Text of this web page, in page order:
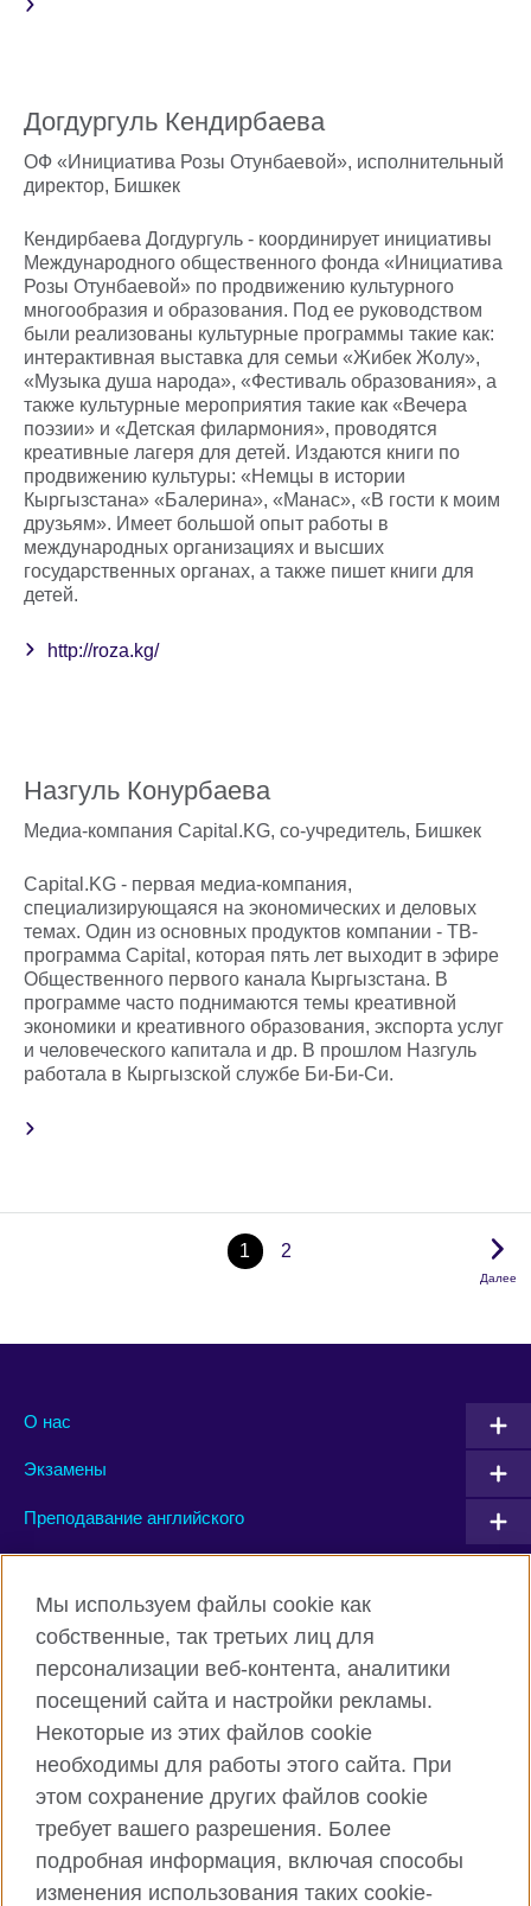
Догдургуль Кендирбаева
ОФ «Инициатива Розы Отунбаевой», исполнительный
директор, Бишкек
Кендирбаева Догдургуль - координирует инициативы
Международного общественного фонда «Инициатива
Розы Отунбаевой» по продвижению культурного
многообразия и образования. Под ее руководством
были реализованы культурные программы такие как:
интерактивная выставка для семьи «Жибек Жолу»,
«Музыка душа народа», «Фестиваль образования», а
также культурные мероприятия такие как «Вечера
поэзии» и «Детская филармония», проводятся
креативные лагеря для детей. Издаются книги по
продвижению культуры: «Немцы в истории
Кыргызстана» «Балерина», «Манас», «В гости к моим
друзьям». Имеет большой опыт работы в
международных организациях и высших
государственных органах, а также пишет книги для
детей.
http://roza.kg/
Назгуль Конурбаева
Медиа-компания Capital.KG, со-учредитель, Бишкек
Capital.KG - первая медиа-компания,
специализирующаяся на экономических и деловых
темах. Один из основных продуктов компании - ТВ-
программа Capital, которая пять лет выходит в эфире
Общественного первого канала Кыргызстана. В
программе часто поднимаются темы креативной
экономики и креативного образования, экспорта услуг
и человеческого капитала и др. В прошлом Назгуль
работала в Кыргызской службе Би-Би-Си.
1 2
Далее
О нас
Экзамены
Преподавание английского
Facebook Twitter
Instagram YouTube
British Council глобально
Мы используем файлы cookie как
собственные, так третьих лиц для
персонализации веб-контента, аналитики
посещений сайта и настройки рекламы.
Некоторые из этих файлов cookie
необходимы для работы этого сайта. При
этом сохранение других файлов cookie
требует вашего разрешения. Более
подробная информация, включая способы
изменения использования таких cookie-